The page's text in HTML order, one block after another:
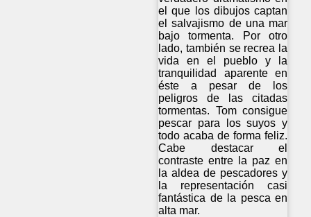
el que los dibujos captan
el salvajismo de una mar
bajo tormenta. Por otro
lado, también se recrea la
vida en el pueblo y la
tranquilidad aparente en
éste a pesar de los
peligros de las citadas
tormentas. Tom consigue
pescar para los suyos y
todo acaba de forma feliz.
Cabe destacar el
contraste entre la paz en
la aldea de pescadores y
la representación casi
fantástica de la pesca en
alta mar.